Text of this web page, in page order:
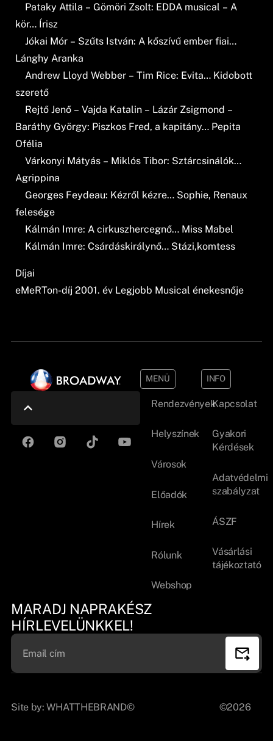
Pataky Attila – Gömöri Zsolt: EDDA musical – A
kör… Írisz
Jókai Mór – Szűts István: A kőszívű ember fiai…
Lánghy Aranka
Andrew Lloyd Webber – Tim Rice: Evita… Kidobott
szerető
Rejtő Jenő – Vajda Katalin – Lázár Zsigmond –
Baráthy György: Piszkos Fred, a kapitány… Pepita
Ofélia
Várkonyi Mátyás – Miklós Tibor: Sztárcsinálók…
Agrippina
Georges Feydeau: Kézről kézre… Sophie, Renaux
felesége
Kálmán Imre: A cirkuszhercegnő… Miss Mabel
Kálmán Imre: Csárdáskirálynő… Stázi,komtess
Díjai
eMeRTon-díj 2001. év Legjobb Musical énekesnője
MENÜ
Rendezvények
Helyszínek
Városok
Előadók
Hírek
Rólunk
Webshop
INFO
Kapcsolat
Gyakori
Kérdések
Adatvédelmi
szabályzat
ÁSZF
Vásárlási
tájékoztató
MARADJ NAPRAKÉSZ
HÍRLEVELÜNKKEL!
Site by:WHATTHEBRAND© ©2026